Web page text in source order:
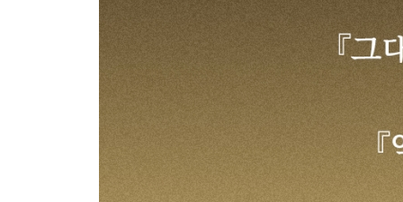
맺음말│최후의 전력 질주를 위하여 - p. 238